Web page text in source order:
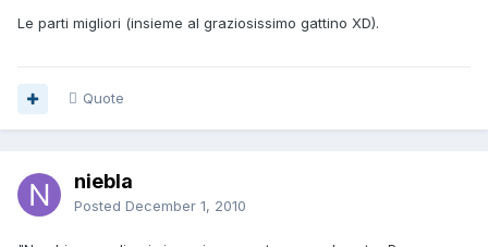
Le parti migliori (insieme al graziosissimo gattino XD).
Quote
niebla
Posted December 1, 2010